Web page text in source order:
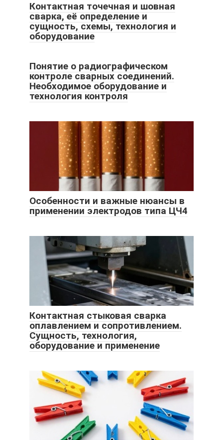
Контактная точечная и шовная
сварка, её определение и
сущность, схемы, технология и
оборудование
Понятие о радиографическом
контроле сварных соединений.
Необходимое оборудование и
технология контроля
Особенности и важные нюансы в
применении электродов типа ЦЧ4
Контактная стыковая сварка
оплавлением и сопротивлением.
Сущность, технология,
оборудование и применение